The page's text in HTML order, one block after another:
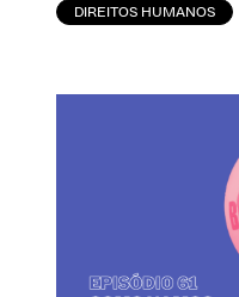
DIREITOS HUMANOS